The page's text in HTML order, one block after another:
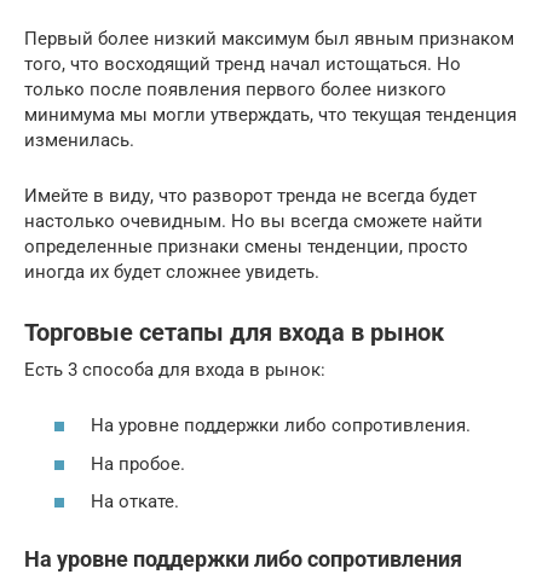
Первый более низкий максимум был явным признаком
того, что восходящий тренд начал истощаться. Но
только после появления первого более низкого
минимума мы могли утверждать, что текущая тенденция
изменилась.
Имейте в виду, что разворот тренда не всегда будет
настолько очевидным. Но вы всегда сможете найти
определенные признаки смены тенденции, просто
иногда их будет сложнее увидеть.
Торговые сетапы для входа в рынок
Есть 3 способа для входа в рынок:
На уровне поддержки либо сопротивления.
На пробое.
На откате.
На уровне поддержки либо сопротивления